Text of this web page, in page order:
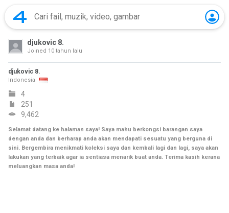
djukovic 8.
Joined 10 tahun lalu
djukovic 8.
Indonesia
4
251
9,462
Selamat datang ke halaman saya! Saya mahu berkongsi barangan saya
dengan anda dan berharap anda akan mendapati sesuatu yang berguna di
sini. Bergembira menikmati koleksi saya dan kembali lagi dan lagi, saya akan
lakukan yang terbaik agar ia sentiasa menarik buat anda. Terima kasih kerana
meluangkan masa anda!